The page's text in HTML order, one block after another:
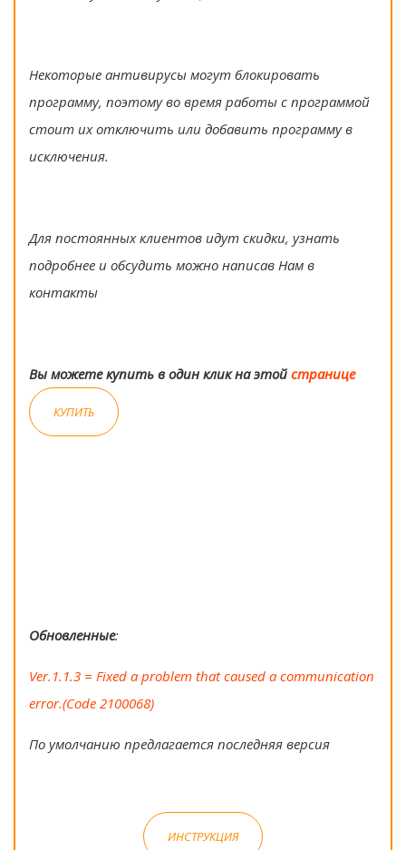
Некоторые антивирусы могут блокировать
программу, поэтому во время работы с программой
стоит их отключить или добавить программу в
исключения.
Для постоянных клиентов идут скидки, узнать
подробнее и обсудить можно написав Нам в
контакты
Вы можете купить в один клик на этой странице
КУПИТЬ
Обновленные:
Ver.1.1.3 = Fixed a problem that caused a communication
error.(Code 2100068)
По умолчанию предлагается последняя версия
ИНСТРУКЦИЯ